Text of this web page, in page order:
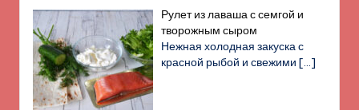
Рулет из лаваша с семгой и
творожным сыром
Нежная холодная закуска с
красной рыбой и свежими[…]